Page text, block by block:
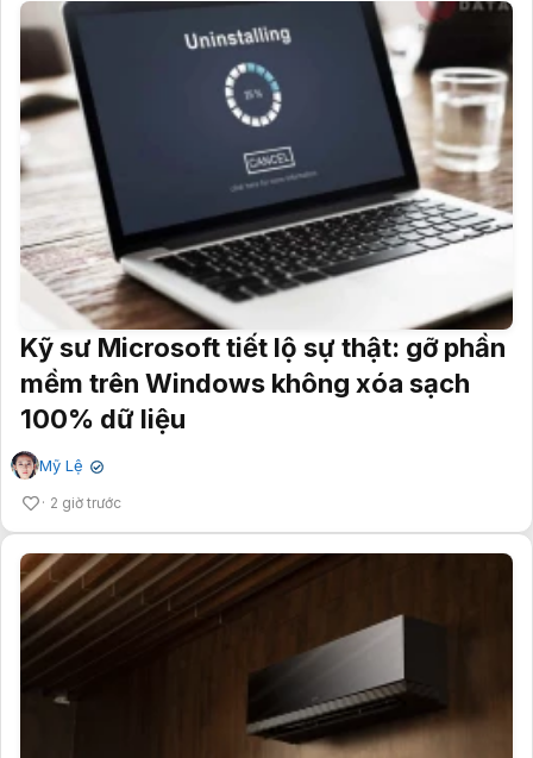
Kỹ sư Microsoft tiết lộ sự thật: gỡ phần
mềm trên Windows không xóa sạch
100% dữ liệu
Mỹ Lệ ✔
2 giờ trước